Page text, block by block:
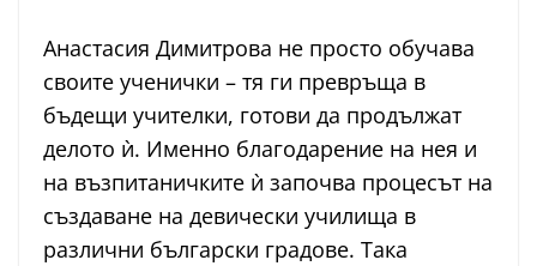
Анастасия Димитрова не просто обучава
своите ученички – тя ги превръща в
бъдещи учителки, готови да продължат
делото ѝ. Именно благодарение на нея и
на възпитаничките ѝ започва процесът на
създаване на девически училища в
различни български градове. Така